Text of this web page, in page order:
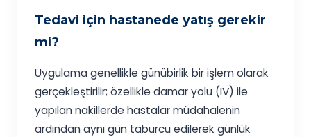
Tedavi için hastanede yatış gerekir
mi?
Uygulama genellikle günübirlik bir işlem olarak
gerçekleştirilir; özellikle damar yolu (IV) ile
yapılan nakillerde hastalar müdahalenin
ardından aynı gün taburcu edilerek günlük